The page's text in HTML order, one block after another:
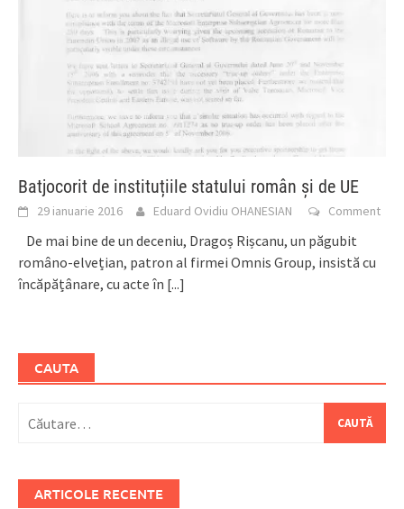
Batjocorit de instituțiile statului român și de UE
29 ianuarie 2016 Eduard Ovidiu OHANESIAN Comment
De mai bine de un deceniu, Dragoș Rișcanu, un păgubit
româno-elvețian, patron al firmei Omnis Group, insistă cu
încăpățânare, cu acte în [...]
CAUTA
după:
ARTICOLE RECENTE